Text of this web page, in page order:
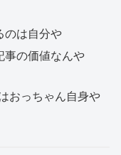
のは自分や
事の価値なんや
おっちゃん自身や